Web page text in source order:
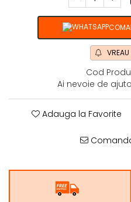
Cod
Ai nevoie de
Adauga la Favorite